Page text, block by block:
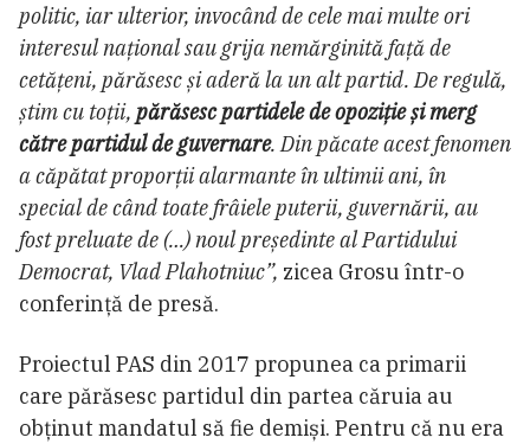
politic, iar ulterior, invocând de cele mai multe ori
interesul național sau grija nemărginită față de
cetățeni, părăsesc și aderă la un alt partid. De regulă,
știm cu toții, părăsesc partidele de opoziție și merg
către partidul de guvernare. Din păcate acest fenomen
a căpătat proporții alarmante în ultimii ani, în
special de când toate frâiele puterii, guvernării, au
fost preluate de (…) noul președinte al Partidului
Democrat, Vlad Plahotniuc”, zicea Grosu într-o
conferință de presă.
Proiectul PAS din 2017 propunea ca primarii
care părăsesc partidul din partea căruia au
obținut mandatul să fie demiși. Pentru că nu era